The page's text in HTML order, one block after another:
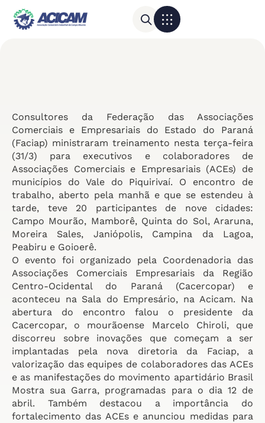
Consultores da Federação das Associações
Comerciais e Empresariais do Estado do Paraná
(Faciap) ministraram treinamento nesta terça-feira
(31/3) para executivos e colaboradores de
Associações Comerciais e Empresariais (ACEs) de
municípios do Vale do Piquirivaí. O encontro de
trabalho, aberto pela manhã e que se estendeu à
tarde, teve 20 participantes de nove cidades:
Campo Mourão, Mamborê, Quinta do Sol, Araruna,
Moreira Sales, Janiópolis, Campina da Lagoa,
Peabiru e Goioerê.
O evento foi organizado pela Coordenadoria das
Associações Comerciais Empresariais da Região
Centro-Ocidental do Paraná (Cacercopar) e
aconteceu na Sala do Empresário, na Acicam. Na
abertura do encontro falou o presidente da
Cacercopar, o mourãoense Marcelo Chiroli, que
discorreu sobre inovações que começam a ser
implantadas pela nova diretoria da Faciap, a
valorização das equipes de colaboradores das ACEs
e as manifestações do movimento apartidário Brasil
Mostra sua Garra, programadas para o dia 12 de
abril. Também destacou a importância do
fortalecimento das ACEs e anunciou medidas para